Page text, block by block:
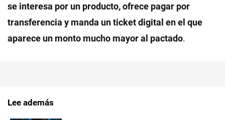
se interesa por un producto, ofrece pagar por
transferencia y manda un ticket digital en el que
aparece un monto mucho mayor al pactado.
Lee además